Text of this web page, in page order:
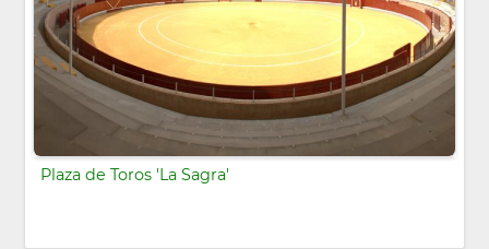
Plaza de Toros 'La Sagra'